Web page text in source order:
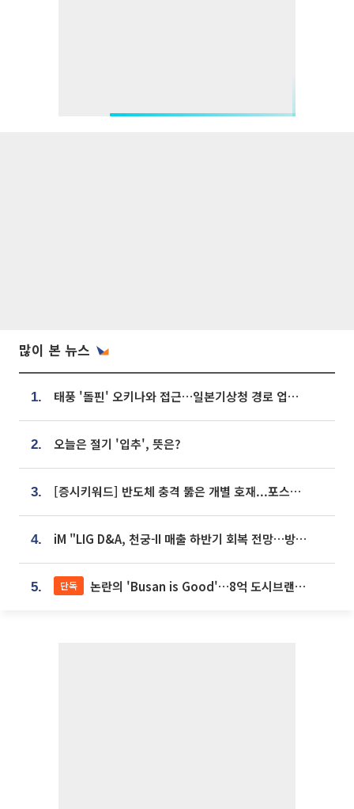
많이 본 뉴스
1. 태풍 '돌핀' 오키나와 접근…일본기상청 경로 업데이트
2. 오늘은 절기 '입추', 뜻은?
3. [증시키워드] 반도체 충격 뚫은 개별 호재...포스코퓨처엠·에코프로·한화솔루션 '눈길'
4. iM "LIG D&A, 천궁-II 매출 하반기 회복 전망…방산 톱픽 유지"
5. 단독 논란의 'Busan is Good'…8억 도시브랜드, 용산 대통령실 CI 업체가 수행